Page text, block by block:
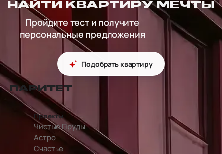
НАЙТИ КВАРТИРУ МЕЧТЫ
Пройдите тест и получите
персональные предложения
Подобрать квартиру
перейти на главную страницу
Проекты
Чистые Пруды
Астро
Счастье